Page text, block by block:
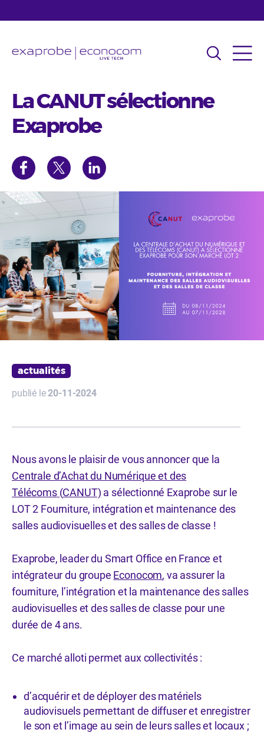
au
principal
La CANUT sélectionne
Exaprobe
actualités
publié le20-11-2024
Nous avons le plaisir de vous annoncer que la
Centrale d’Achat du Numérique et des
Télécoms(CANUT) a sélectionné Exaprobe sur le
LOT 2 Fourniture, intégration et maintenance des
salles audiovisuelles et des salles de classe !
Exaprobe, leader du Smart Office en France et
intégrateur du groupe Econocom, va assurer la
fourniture, l’intégration et la maintenance des salles
audiovisuelles et des salles de classe pour une
durée de 4 ans.
Ce marché alloti permet aux collectivités :
d’acquérir et de déployer des matériels
audiovisuels permettant de diffuser et enregistrer
le son et l’image au sein de leurs salles et locaux ;